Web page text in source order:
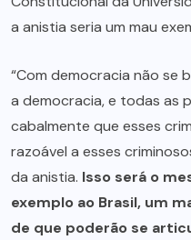
a anistia seria um mau
“Com democracia não se
a democracia, e todas as
cabalmente que esses
razoável a esses
da anistia. Isso será o
exemplo ao Brasil, um
de que poderão se